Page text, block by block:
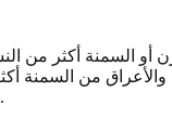
أو السمنة أكثر
من السمنة
يعانون من السمنة حصرًا دائمًا من الذكور أو الإناث.